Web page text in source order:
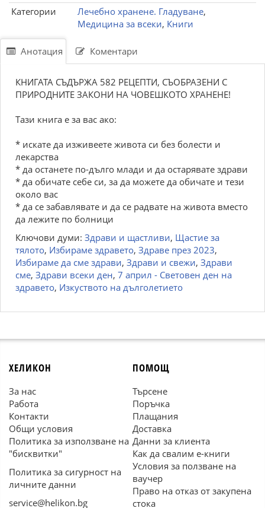
Категории
Лечебно хранене. Гладуване,
Медицина за всеки, Книги
Анотация Коментари
КНИГАТА СЪДЪРЖА 582 РЕЦЕПТИ, СЪОБРАЗЕНИ С
ПРИРОДНИТЕ ЗАКОНИ НА ЧОВЕШКОТО ХРАНЕНЕ!
Тази книга е за вас ако:
* искате да изживеете живота си без болести и
лекарства
* да останете по-дълго млади и да остарявате здрави
* да обичате себе си, за да можете да обичате и тези
около вас
* да се забавлявате и да се радвате на живота вместо
да лежите по болници
Ключови думи: Здрави и щастливи, Щастие за
тялото, Избираме здравето, Здраве през 2023,
Избираме да сме здрави, Здрави и свежи, Здрави
сме, Здрави всеки ден, 7 април - Световен ден на
здравето, Изкуството на дълголетието
ХЕЛИКОН
За нас
Работа
Контакти
Общи условия
Политика за използване на
"бисквитки"
Политика за сигурност на
личните данни
service@helikon.bg
ПОМОЩ
Търсене
Поръчка
Плащания
Доставка
Данни за клиента
Как да свалим е-книги
Условия за ползване на
ваучер
Право на отказ от закупена
стока